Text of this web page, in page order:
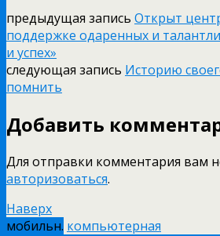
предыдущая запись Открыт
поддержке одаренных и
и успех»
следующая запись Историю
помнить
Добавить
Для отправки комментария вам
авторизоваться.
Наверх
мобильн. компьютерная